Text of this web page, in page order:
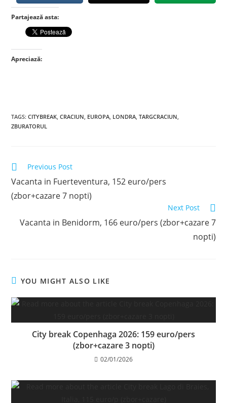
Partajează asta:
Apreciază:
TAGS:CITYBREAK, CRACIUN, EUROPA, LONDRA, TARGCRACIUN,
ZBURATORUL
Read
articles
Previous Post
Vacanta in Fuerteventura, 152 euro/pers
(zbor+cazare 7 nopti)
Next Post
Vacanta in Benidorm, 166 euro/pers (zbor+cazare 7
nopti)
YOU MIGHT ALSO LIKE
City break Copenhaga 2026: 159 euro/pers
(zbor+cazare 3 nopti)
02/01/2026